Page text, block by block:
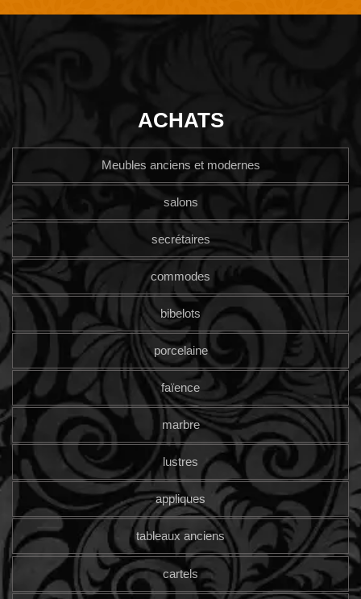
ACHATS
Meubles anciens et modernes
salons
secrétaires
commodes
bibelots
porcelaine
faïence
marbre
lustres
appliques
tableaux anciens
cartels